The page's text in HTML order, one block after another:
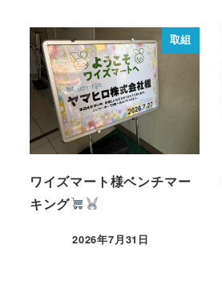
取組
ワイズマート様ベンチマー
キング
2026年7月31日